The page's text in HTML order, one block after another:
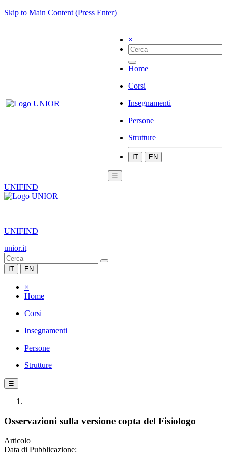
Skip to Main Content (Press Enter)
×
Home
Corsi
Insegnamenti
Persone
Strutture
IT EN
☰
UNIFIND
|
UNIFIND
unior.it
IT EN
×
Home
Corsi
Insegnamenti
Persone
Strutture
☰
Osservazioni sulla versione copta del Fisiologo
Articolo
Data di Pubblicazione: